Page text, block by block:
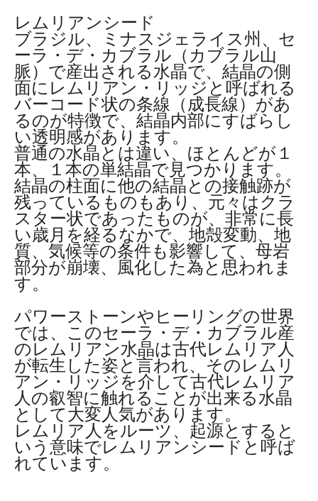
レムリアンシード
ブラジル、ミナスジェライス州、セ
ーラ・デ・カブラル（カブラル山
脈）で産出される水晶で、結晶の側
面にレムリアン・リッジと呼ばれる
バーコード状の条線（成長線）があ
るのが特徴で、結晶内部にすばらし
い透明感があります。
普通の水晶とは違い、ほとんどが１
本、１本の単結晶で見つかります。
結晶の柱面に他の結晶との接触跡が
残っているものもあり、元々はクラ
スター状であったものが、非常に長
い歳月を経るなかで、地殻変動、地
質、気候等の条件も影響して、母岩
部分が崩壊、風化した為と思われま
す。
パワーストーンやヒーリングの世界
では、このセーラ・デ・カブラル産
のレムリアン水晶は古代レムリア人
が転生した姿と言われ、そのレムリ
アン・リッジを介して古代レムリア
人の叡智に触れることが出来る水晶
として大変人気があります。
レムリア人をルーツ、起源とすると
いう意味でレムリアンシードと呼ば
れています。